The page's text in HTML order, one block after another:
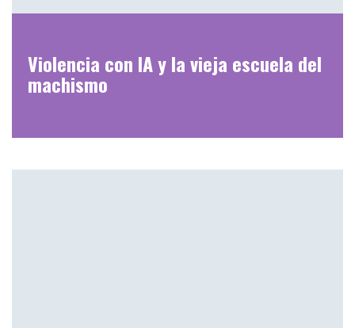
Violencia con IA y la vieja escuela del
machismo